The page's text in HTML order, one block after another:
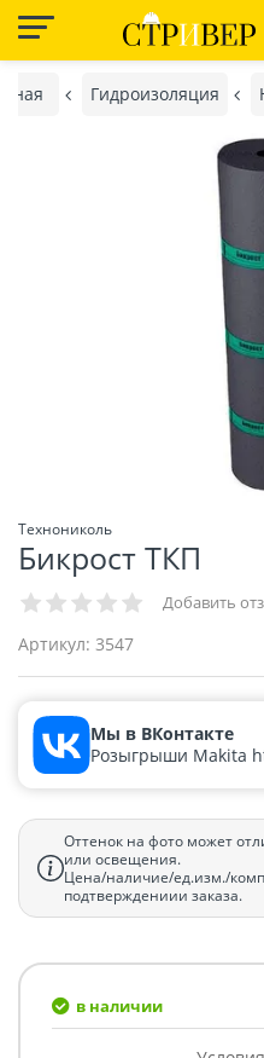
Гидроизоляция
Технониколь
Бикрост ТКП
Добавить
Артикул: 3547
Мы в ВКонтакте
Розыгрыши Makita
Оттенок на фото может
или освещения.
Цена/наличие/ед.изм./
подтверждениии заказа.
в наличии